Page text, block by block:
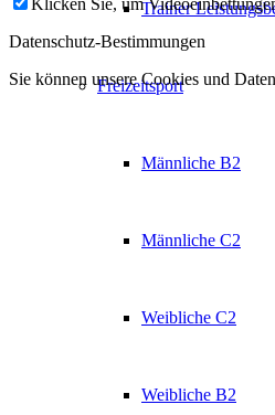
Trainer
Freizeitsport
Männliche B2
Männliche C2
Weibliche C2
Weibliche B2
Klicken Sie, um
Datenschutz-Bestimmungen
Sie können unsere Cookies und